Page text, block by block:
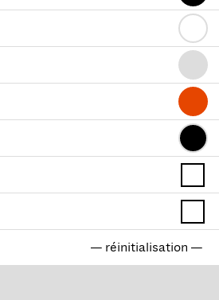
— réinitialisation —